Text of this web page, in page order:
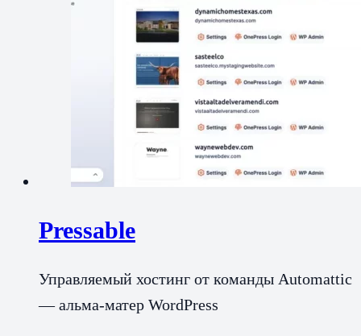
Pressable
Управляемый хостинг от команды Automattic
— альма-матер WordPress